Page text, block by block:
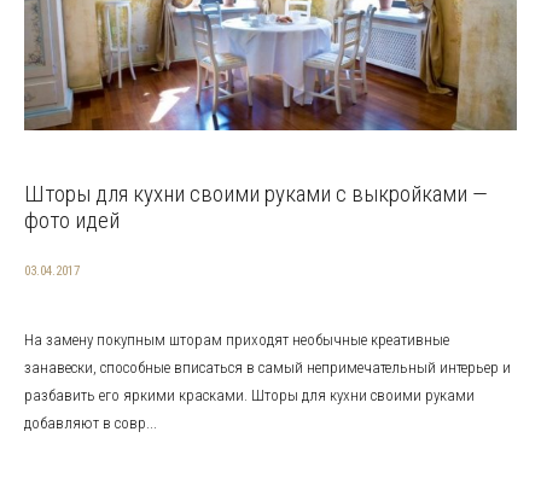
Шторы для кухни своими руками с выкройками —
фото идей
03.04.2017
На замену покупным шторам приходят необычные креативные
занавески, способные вписаться в самый непримечательный интерьер и
разбавить его яркими красками. Шторы для кухни своими руками
добавляют в совр...